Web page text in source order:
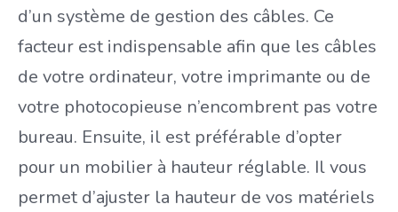
d’un système de gestion des câbles. Ce
facteur est indispensable afin que les câbles
de votre ordinateur, votre imprimante ou de
votre photocopieuse n’encombrent pas votre
bureau. Ensuite, il est préférable d’opter
pour un mobilier à hauteur réglable. Il vous
permet d’ajuster la hauteur de vos matériels